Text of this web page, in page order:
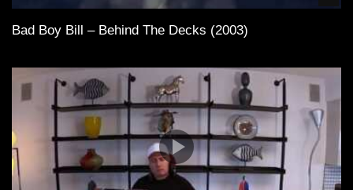
Bad Boy Bill – Behind The Decks (2003)